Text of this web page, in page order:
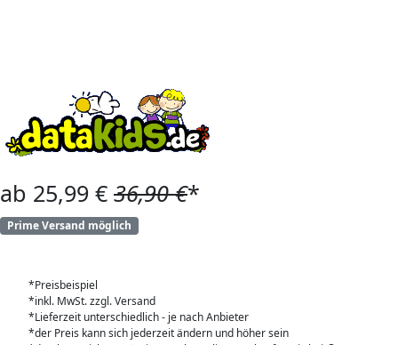
ab 25,99 € 36,90 €*
Prime Versand möglich
*Preisbeispiel
*inkl. MwSt. zzgl. Versand
*Lieferzeit unterschiedlich - je nach Anbieter
*der Preis kann sich jederzeit ändern und höher sein